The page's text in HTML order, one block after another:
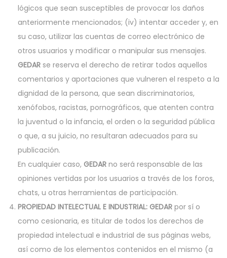
lógicos que sean susceptibles de provocar los daños
anteriormente mencionados; (iv) intentar acceder y, en
su caso, utilizar las cuentas de correo electrónico de
otros usuarios y modificar o manipular sus mensajes.
GEDAR se reserva el derecho de retirar todos aquellos
comentarios y aportaciones que vulneren el respeto a la
dignidad de la persona, que sean discriminatorios,
xenófobos, racistas, pornográficos, que atenten contra
la juventud o la infancia, el orden o la seguridad pública
o que, a su juicio, no resultaran adecuados para su
publicación.
En cualquier caso, GEDAR no será responsable de las
opiniones vertidas por los usuarios a través de los foros,
chats, u otras herramientas de participación.
PROPIEDAD INTELECTUAL E INDUSTRIAL: GEDAR por sí o
como cesionaria, es titular de todos los derechos de
propiedad intelectual e industrial de sus páginas webs,
así como de los elementos contenidos en el mismo (a